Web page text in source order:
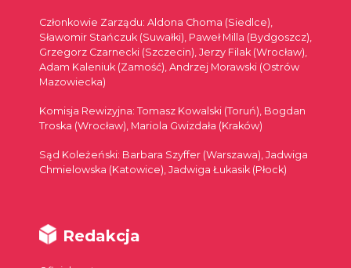
Członkowie Zarządu: Aldona Choma (Siedlce),
Sławomir Stańczuk (Suwałki), Paweł Milla (Bydgoszcz),
Grzegorz Czarnecki (Szczecin), Jerzy Filak (Wrocław),
Adam Kaleniuk (Zamość), Andrzej Morawski (Ostrów
Mazowiecka)
Komisja Rewizyjna: Tomasz Kowalski (Toruń), Bogdan
Troska (Wrocław), Mariola Gwizdała (Kraków)
Sąd Koleżeński: Barbara Szyffer (Warszawa), Jadwiga
Chmielowska (Katowice), Jadwiga Łukasik (Płock)
Redakcja